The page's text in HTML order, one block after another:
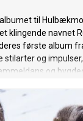
albumet til
klingende navnet
første album
stilarter og
og
spennende rytmer
det er snakk